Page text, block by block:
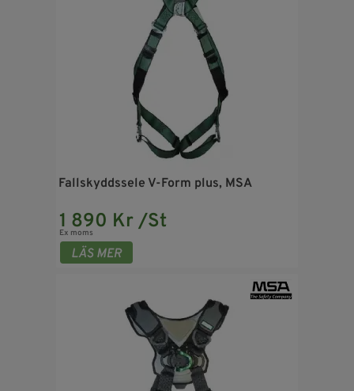
Fallskyddssele V-Form plus, MSA
1 890 Kr /St
Ex moms